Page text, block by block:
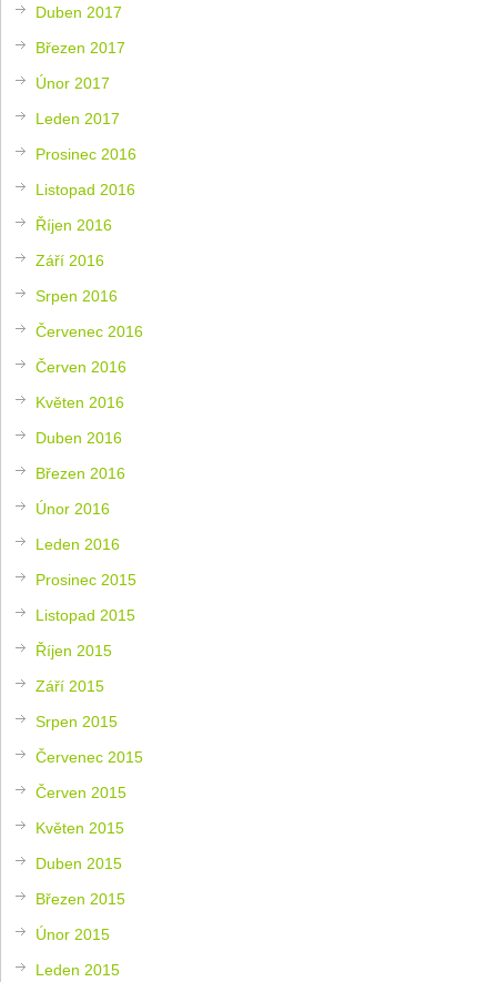
Duben 2017
Březen 2017
Únor 2017
Leden 2017
Prosinec 2016
Listopad 2016
Říjen 2016
Září 2016
Srpen 2016
Červenec 2016
Červen 2016
Květen 2016
Duben 2016
Březen 2016
Únor 2016
Leden 2016
Prosinec 2015
Listopad 2015
Říjen 2015
Září 2015
Srpen 2015
Červenec 2015
Červen 2015
Květen 2015
Duben 2015
Březen 2015
Únor 2015
Leden 2015